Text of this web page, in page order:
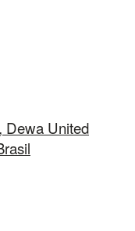
Dewa United